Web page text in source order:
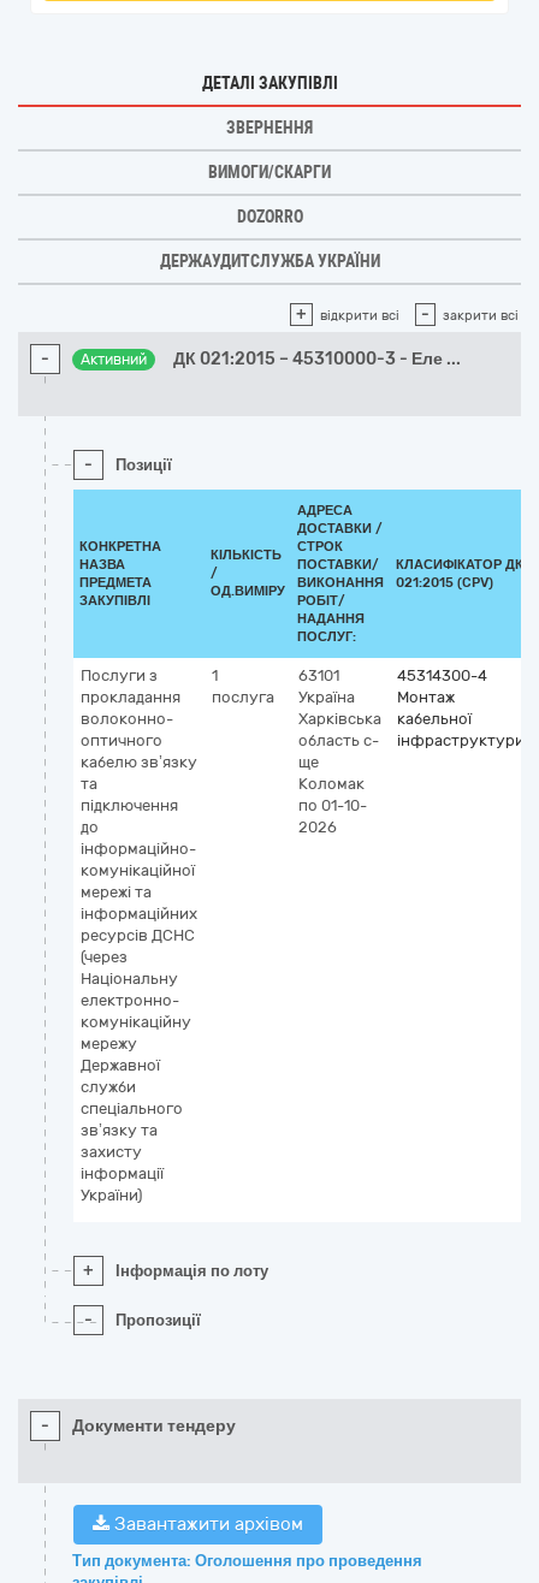
ДЕТАЛІ ЗАКУПІВЛІ
ЗВЕРНЕННЯ
ВИМОГИ/СКАРГИ
DOZORRO
ДЕРЖАУДИТСЛУЖБА УКРАЇНИ
+ відкрити всі - закрити всі
- Активний ДК 021:2015 – 45310000-3 - Еле ...
- Позиції
КОНКРЕТНА
НАЗВА
ПРЕДМЕТА
ЗАКУПІВЛІ
КІЛЬКІСТЬ
/
ОД.ВИМІРУ
АДРЕСА
ДОСТАВКИ /
СТРОК
ПОСТАВКИ/
ВИКОНАННЯ
РОБІТ/
НАДАННЯ
ПОСЛУГ:
КЛАСИФІКАТОР ДК
021:2015 (CPV)
Послуги з
прокладання
волоконно-
оптичного
кабелю зв’язку
та
підключення
до
інформаційно-
комунікаційної
мережі та
інформаційних
ресурсів ДСНС
(через
Національну
електронно-
комунікаційну
мережу
Державної
служби
спеціального
зв’язку та
захисту
інформації
України)
1
послуга
63101
Україна
Харківська
область с-
ще
Коломак
по 01-10-
2026
45314300-4
Монтаж
кабельної
інфраструктури
+ Інформація по лоту
- Пропозиції
- Документи тендеру
Завантажити архівом
Тип документа: Оголошення про проведення